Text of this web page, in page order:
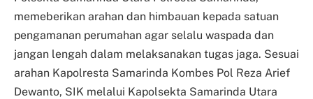
memeberikan arahan dan himbauan kepada satuan
pengamanan perumahan agar selalu waspada dan
jangan lengah dalam melaksanakan tugas jaga. Sesuai
arahan Kapolresta Samarinda Kombes Pol Reza Arief
Dewanto, SIK melalui Kapolsekta Samarinda Utara